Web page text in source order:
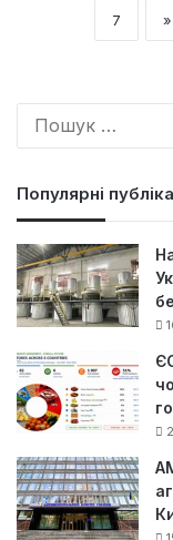
7 »
Популярні